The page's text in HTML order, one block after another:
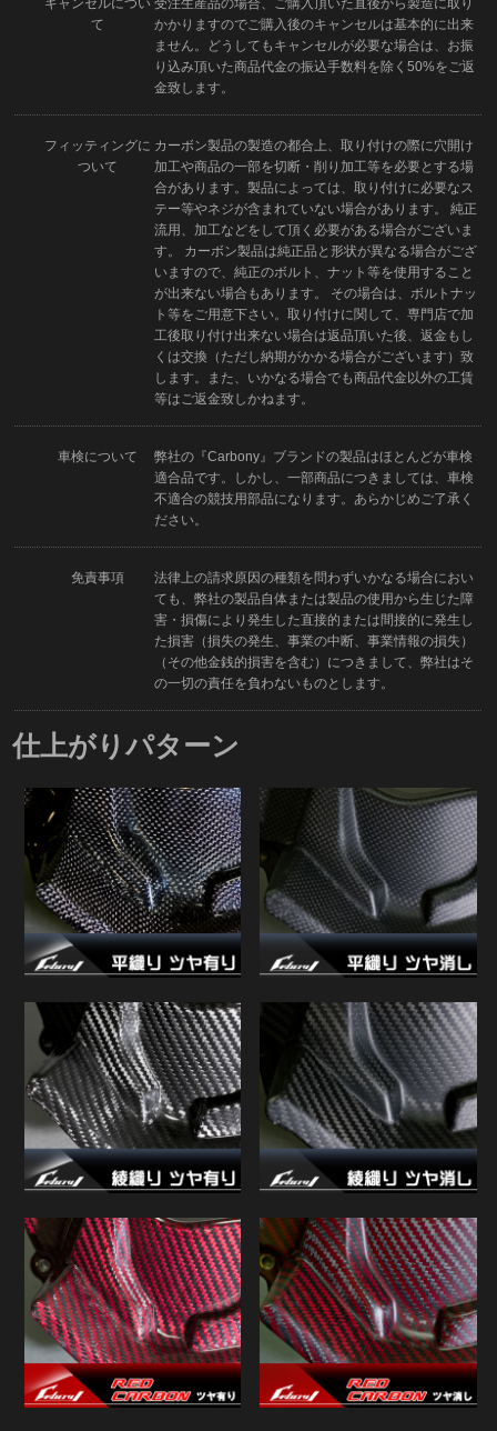
て
かかりますのでご購入後のキャンセルは基本的に出来
ません。どうしてもキャンセルが必要な場合は、お振
り込み頂いた商品代金の振込手数料を除く50%をご返
金致します。
フィッティングに
ついて
カーボン製品の製造の都合上、取り付けの際に穴開け
加工や商品の一部を切断・削り加工等を必要とする場
合があります。製品によっては、取り付けに必要なス
テー等やネジが含まれていない場合があります。 純正
流用、加工などをして頂く必要がある場合がございま
す。 カーボン製品は純正品と形状が異なる場合がござ
いますので、純正のボルト、ナット等を使用すること
が出来ない場合もあります。 その場合は、ボルトナッ
ト等をご用意下さい。取り付けに関して、専門店で加
工後取り付け出来ない場合は返品頂いた後、返金もし
くは交換（ただし納期がかかる場合がございます）致
します。また、いかなる場合でも商品代金以外の工賃
等はご返金致しかねます。
車検について
弊社の『Carbony』ブランドの製品はほとんどが車検
適合品です。しかし、一部商品につきましては、車検
不適合の競技用部品になります。あらかじめご了承く
ださい。
免責事項
法律上の請求原因の種類を問わずいかなる場合におい
ても、弊社の製品自体または製品の使用から生じた障
害・損傷により発生した直接的または間接的に発生し
た損害（損失の発生、事業の中断、事業情報の損失）
（その他金銭的損害を含む）につきまして、弊社はそ
の一切の責任を負わないものとします。
仕上がりパターン